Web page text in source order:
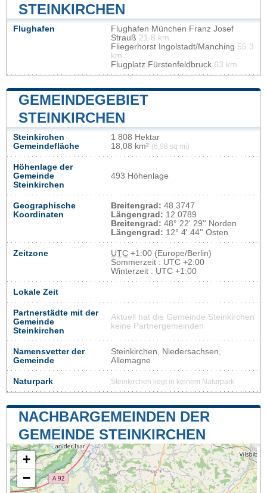
STEINKIRCHEN
Flughafen
Flughafen München Franz Josef
Strauß 21.8 km
Fliegerhorst Ingolstadt/Manching 55.3
km
Flugplatz Fürstenfeldbruck 63 km
GEMEINDEGEBIET
STEINKIRCHEN
Steinkirchen
Gemeindefläche
1 808 Hektar
18,08 km² (6,98 sq mi)
Höhenlage der
Gemeinde
Steinkirchen
493 Höhenlage
Geographische
Koordinaten
Breitengrad: 48.3747
Längengrad: 12.0789
Breitengrad: 48° 22' 29'' Norden
Längengrad: 12° 4' 44'' Osten
Zeitzone UTC +1:00 (Europe/Berlin)
Sommerzeit : UTC +2:00
Winterzeit : UTC +1:00
Lokale Zeit
Partnerstädte mit der
Gemeinde
Steinkirchen
Aktuell hat die Gemeinde Steinkirchen
keine Partnergemeinden
Namensvetter der
Gemeinde
Steinkirchen, Niedersachsen,
Allemagne
Naturpark Steinkirchen liegt in keinem Naturpark
NACHBARGEMEINDEN DER
GEMEINDE STEINKIRCHEN
+
−